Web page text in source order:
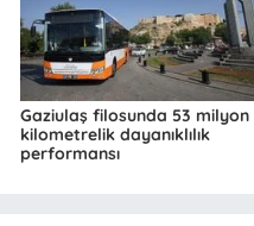
Gaziulaş filosunda 53 milyon
kilometrelik dayanıklılık
performansı